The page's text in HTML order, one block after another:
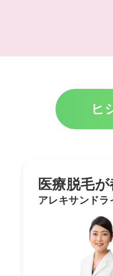
ヒ
医療脱毛
アレキサンド